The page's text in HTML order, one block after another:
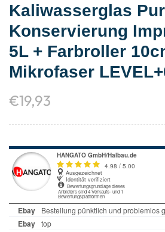
Kaliwasserglas Pur
Konservierung
5L + Farbroller
Mikrofaser
€19,93